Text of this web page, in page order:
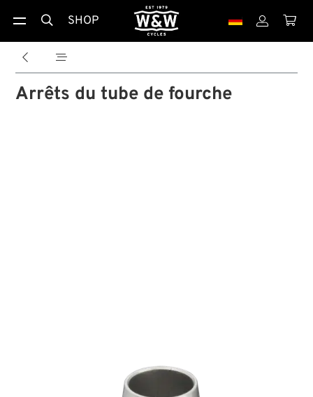
 SHOP  
 
Arrêts du tube de fourche